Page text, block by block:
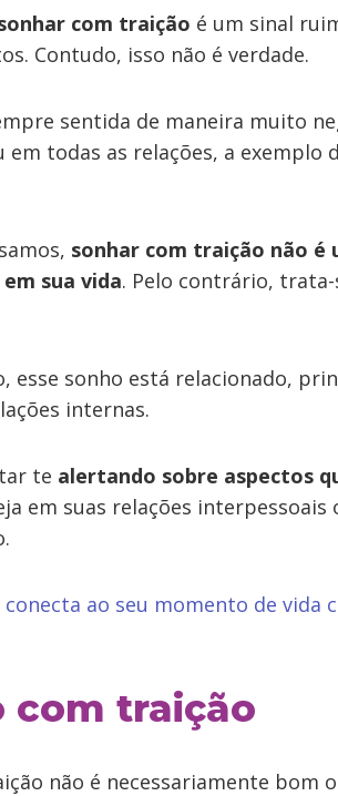
com traição é um sinal
Contudo, isso não é verdade.
sentida de maneira muito
todas as relações, a exemplo
sonhar com traição não é
sua vida. Pelo contrário,
esse sonho está relacionado,
internas.
te alertando sobre aspectos
em suas relações interpessoais
ao seu momento de vida
com traição
não é necessariamente bom